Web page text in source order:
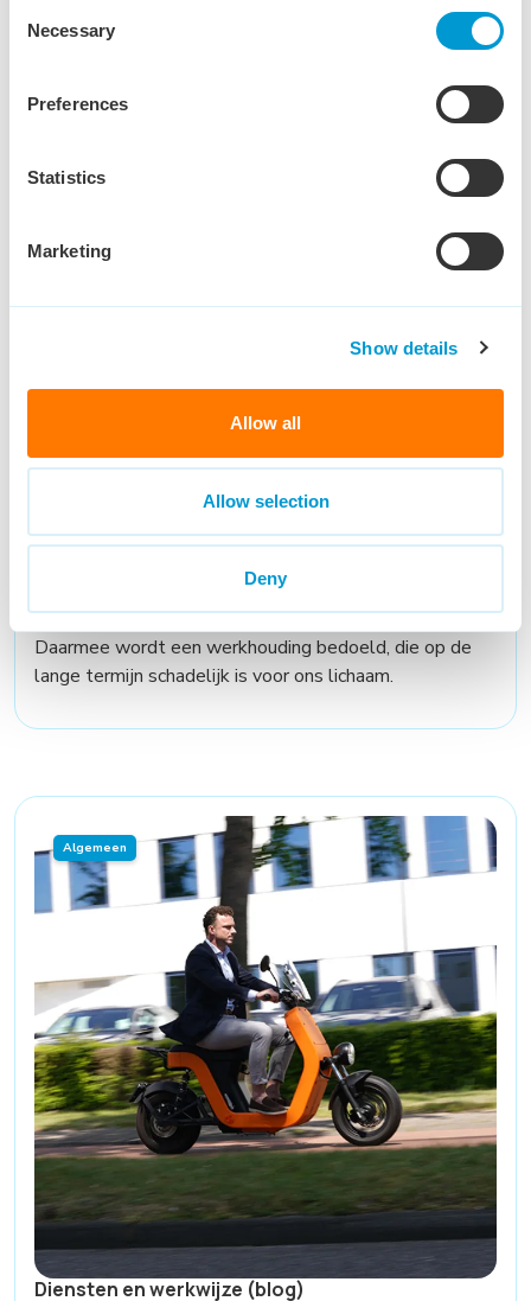
Selection
Necessary
Preferences
Statistics
Marketing
Show details
Allow all
Allow selection
Deny
Vele van ons hebben een ongezonde werkhouding.
Daarmee wordt een werkhouding bedoeld, die op de
lange termijn schadelijk is voor ons lichaam.
Algemeen
Diensten en werkwijze (blog)